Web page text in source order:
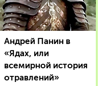
Андрей Панин в
«Ядах, или
всемирной история
отравлений»